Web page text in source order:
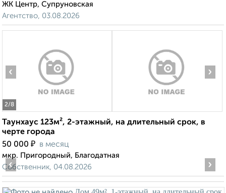
ЖК Центр, Супруновская
Агентство, 03.08.2026
2/8
‹ ›
Таунхаус 123м², 2-этажный, на длительный срок, в
черте города
50 000 ₽ в месяц
мкр. Пригородный, Благодатная
Собственник, 04.08.2026
‹ ›